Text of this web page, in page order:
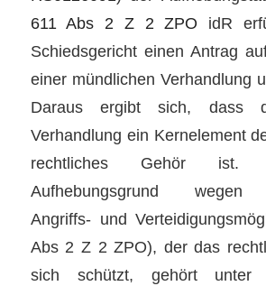
611 Abs 2 Z 2 ZPO idR
Schiedsgericht einen Antrag
einer mündlichen Verhandlung
Daraus ergibt sich, dass
Verhandlung ein Kernelement
rechtliches Gehör ist.
Aufhebungsgrund wegen
Angriffs- und
Abs 2 Z 2 ZPO), der das
sich schützt, gehört unter